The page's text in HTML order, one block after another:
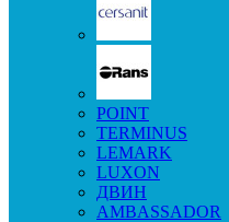
POINT
TERMINUS
LEMARK
LUXON
ДВИН
AMBASSADOR